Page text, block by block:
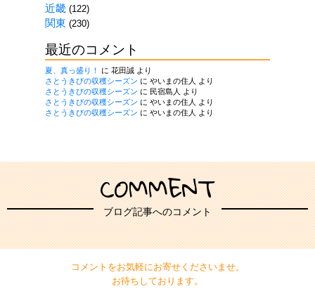
近畿(122)
関東 (230)
最近のコメント
夏、真っ盛り！ に 花田誠より
さとうきびの収穫シーズン に やいまの住人
より
さとうきびの収穫シーズン に 民宿島人
より
さとうきびの収穫シーズン に やいまの住人
より
さとうきびの収穫シーズン に やいまの住人 より
COMMENT
ブログ記事へのコメント
コメントをお気軽にお寄せくださいませ。
お待ちしております。